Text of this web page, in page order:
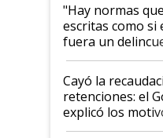
"Hay normas
escritas como
fuera un
desregulación
Congreso
habló del
IPCVA
Cayó la
retenciones: el
explicó los